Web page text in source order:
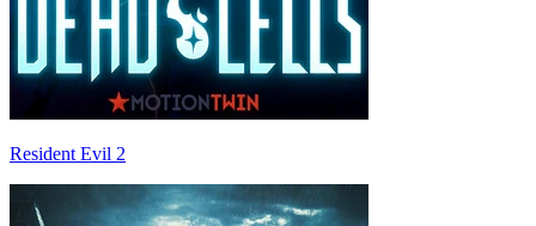
Resident Evil 2